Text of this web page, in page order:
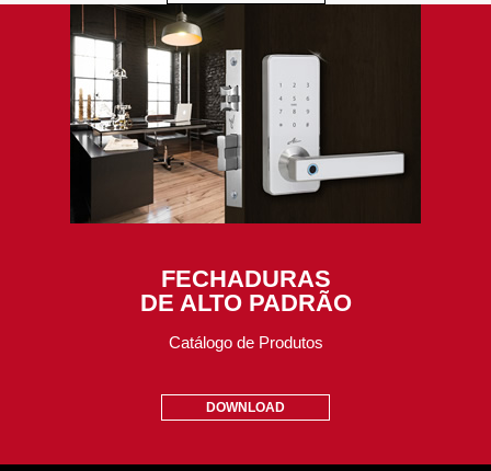
FECHADURAS
DE ALTO PADRÃO
Catálogo de Produtos
DOWNLOAD